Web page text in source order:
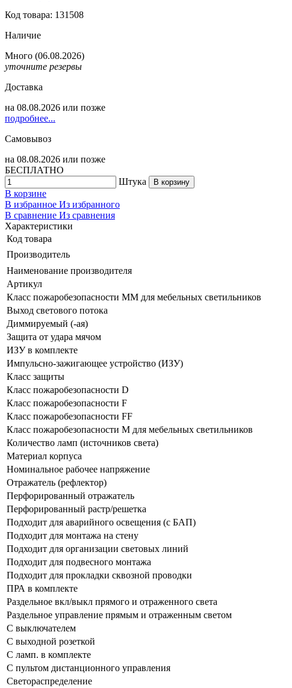
Код товара: 131508
Наличие
Много (06.08.2026)
уточните резервы
Доставка
на 08.08.2026 или позже
подробнее...
Самовывоз
на 08.08.2026 или позже
БЕСПЛАТНО
Штука
В корзину
В корзине
В избранное Из избранного
В сравнение Из сравнения
Характеристики
Код товара
Производитель
Наименование производителя
Артикул
Класс пожаробезопасности ММ для мебельных светильников
Выход светового потока
Диммируемый (-ая)
Защита от удара мячом
ИЗУ в комплекте
Импульсно-зажигающее устройство (ИЗУ)
Класс защиты
Класс пожаробезопасности D
Класс пожаробезопасности F
Класс пожаробезопасности FF
Класс пожаробезопасности М для мебельных светильников
Количество ламп (источников света)
Материал корпуса
Номинальное рабочее напряжение
Отражатель (рефлектор)
Перфорированный отражатель
Перфорированный растр/решетка
Подходит для аварийного освещения (с БАП)
Подходит для монтажа на стену
Подходит для организации световых линий
Подходит для подвесного монтажа
Подходит для прокладки сквозной проводки
ПРА в комплекте
Раздельное вкл/выкл прямого и отраженного света
Раздельное управление прямым и отраженным светом
С выключателем
С выходной розеткой
С ламп. в комплекте
С пультом дистанционного управления
Светораспределение